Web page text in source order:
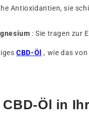
Antioxidantien, sie
: Sie tragen zur
CBD-Öl , wie das
Öl in